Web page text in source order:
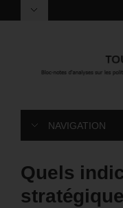
NAVIGATION
Quels